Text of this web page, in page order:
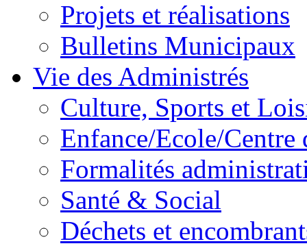
Projets et réalisations
Bulletins Municipaux
Vie des Administrés
Culture, Sports et
Enfance/Ecole/Centre
Formalités
Santé & Social
Déchets et